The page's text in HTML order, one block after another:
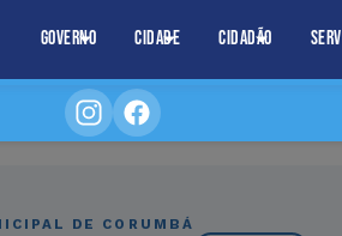
Governo Cidade Cidadão
DE CORUMBÁ